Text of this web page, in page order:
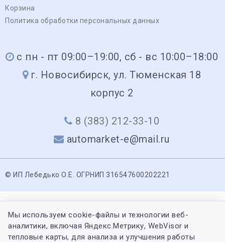
Корзина
Политика обработки персональных данных
с пн - пт 09:00–19:00, сб - вс 10:00–18:00
г. Новосибирск, ул. Тюменская 18
корпус 2
8 (383) 212-33-10
automarket-e@mail.ru
© ИП Лебедько О.Е. ОГРНИП 316547600202221
Мы используем cookie-файлы и технологии веб-
аналитики, включая Яндекс.Метрику, WebVisor и
тепловые карты, для анализа и улучшения работы